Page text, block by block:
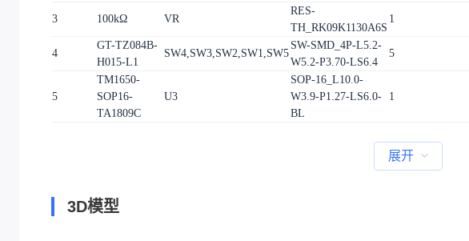
3 100kΩ VR
RES-
TH_RK09K1130A6S
1
4
GT-TZ084B-
H015-L1
SW4,SW3,SW2,SW1,SW5
SW-SMD_4P-L5.2-
W5.2-P3.70-LS6.4
5
5
TM1650-
SOP16-
TA1809C
U3
SOP-16_L10.0-
W3.9-P1.27-LS6.0-
BL
1
展开
3D模型